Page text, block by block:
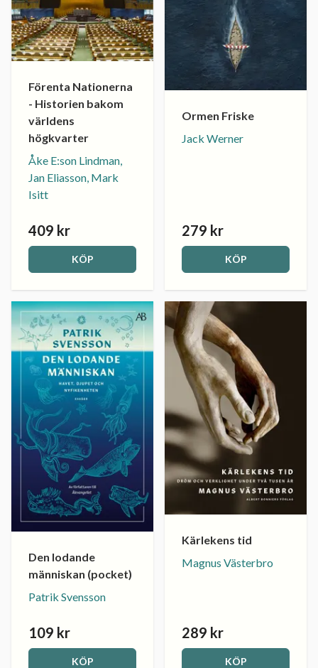
Förenta Nationerna
- Historien bakom
världens
högkvarter
Åke E:son Lindman,
Jan Eliasson, Mark
Isitt
409 kr
KÖP
Ormen Friske
Jack Werner
279 kr
KÖP
Den lodande
människan (pocket)
Patrik Svensson
109 kr
KÖP
Kärlekens tid
Magnus Västerbro
289 kr
KÖP